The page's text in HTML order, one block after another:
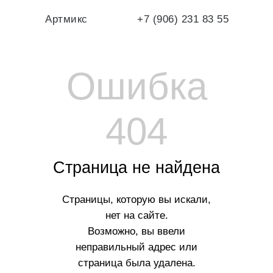
Артмикс +7 (906) 231 83 55
Страница не найдена
Страницы, которую вы искали,
нет на сайте.
Возможно, вы ввели
неправильный адрес или
страница была удалена.
Ошибка
404